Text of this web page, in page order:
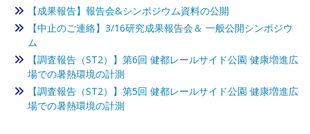
【成果報告】報告会&シンポジウム資料の公開
【中止のご連絡】3/16研究成果報告会＆ 一般公開シンポジウ
ム
【調査報告（ST2）】第6回 健都レールサイド公園 健康増進広
場での暑熱環境の計測
【調査報告（ST2）】第5回 健都レールサイド公園 健康増進広
場での暑熱環境の計測